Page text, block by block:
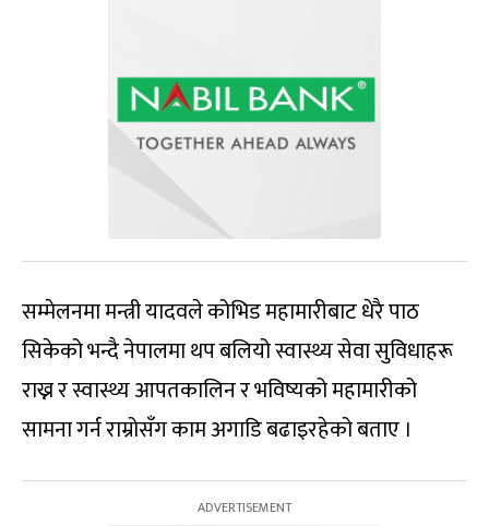
सम्मेलनमा मन्त्री यादवले कोभिड महामारीबाट धेरै पाठ
सिकेको भन्दै नेपालमा थप बलियो स्वास्थ्य सेवा सुविधाहरू
राख्न र स्वास्थ्य आपतकालिन र भविष्यको महामारीको
सामना गर्न राम्रोसँग काम अगाडि बढाइरहेको बताए ।